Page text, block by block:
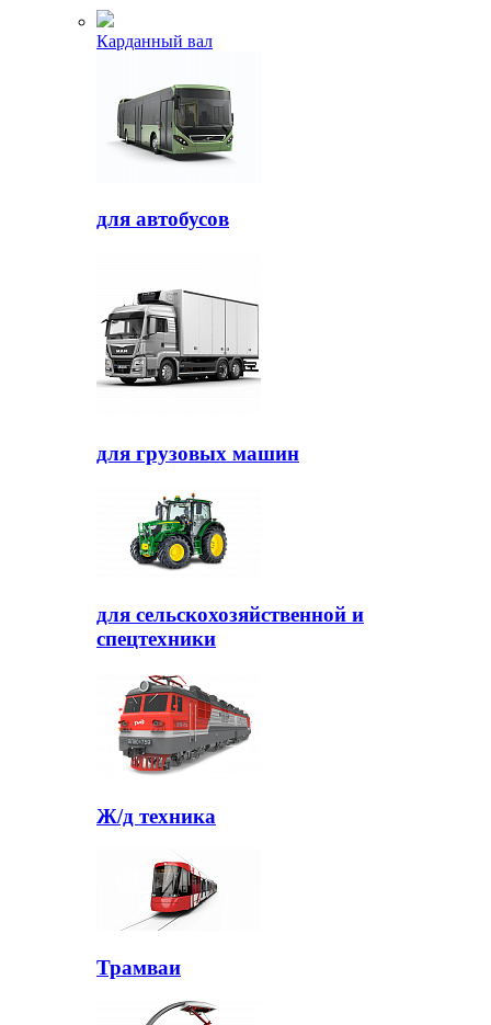
Карданный вал
для автобусов
для грузовых машин
для сельскохозяйственной и
спецтехники
Ж/д техника
Трамваи